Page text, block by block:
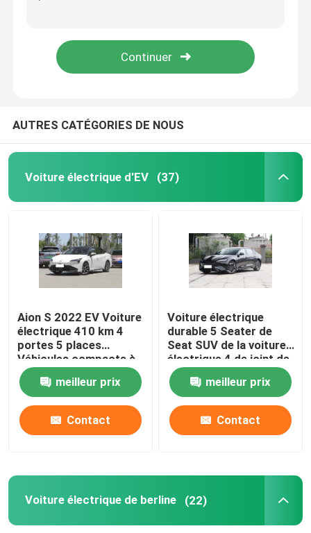
Voiture électrique de SUV
Voiture de la collecte EV
Voiture de Volkswagen EV
Voiture d'AION EV
Voitures de luxe d'EV
Tricycle électrique de cargaison
AUTRES CATÉGORIES DE NOUS
Voiture électrique d'EV (37)
Aion S 2022 EV Voiture
électrique 410 km 4
portes 5 places
Véhicules compacts à
énergie nouvelle
meilleur prix
Contact
Voiture électrique
durable 5 Seater de
Seat SUV de la voiture
électrique 4 de joint de
550KM BYD
meilleur prix
Contact
Voiture électrique de berline (22)